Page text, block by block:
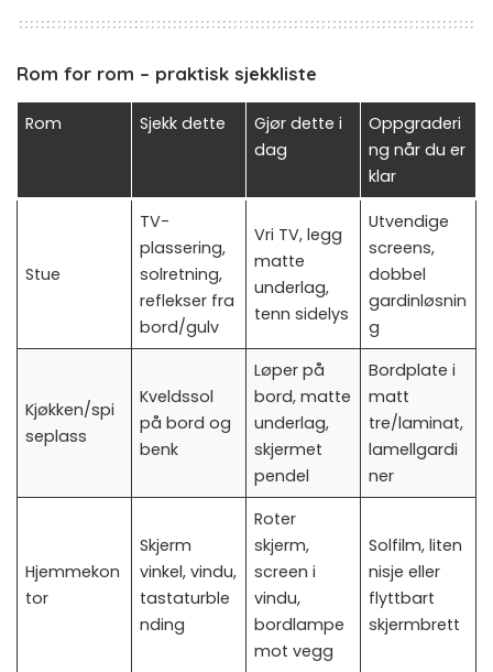
Rom for rom – praktisk sjekkliste
Rom Sjekk dette
Gjør dette i
dag
Oppgraderi
ng når du er
klar
Stue
TV-
plassering,
solretning,
reflekser fra
bord/gulv
Vri TV, legg
matte
underlag,
tenn sidelys
Utvendige
screens,
dobbel
gardinløsnin
g
Kjøkken/spi
seplass
Kveldssol
på bord og
benk
Løper på
bord, matte
underlag,
skjermet
pendel
Bordplate i
matt
tre/laminat,
lamellgardi
ner
Hjemmekon
tor
Skjerm
vinkel, vindu,
tastaturble
nding
Roter
skjerm,
screen i
vindu,
bordlampe
mot vegg
Solfilm, liten
nisje eller
flyttbart
skjermbrett